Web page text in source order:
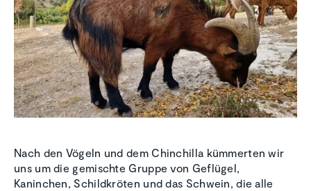
Nach den Vögeln und dem Chinchilla kümmerten wir
uns um die gemischte Gruppe von Geflügel,
Kaninchen, Schildkröten und das Schwein, die alle